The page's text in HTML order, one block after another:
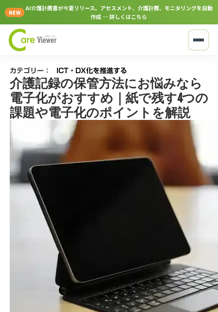
NEW
AI介護計画書が今夏リリース。アセスメント、介護計画、モニタリングを自動
作成 ─ 詳しくはこちら
カテゴリー： ICT・DX化を推進する
介護記録の保管方法にお悩みなら
電子化がおすすめ｜紙で残す4つの
課題や電子化のポイントを解説